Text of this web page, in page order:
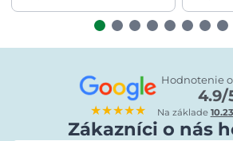
★★★★★
Hodnotenie
4.9/
Na základe
Zákazníci o nás